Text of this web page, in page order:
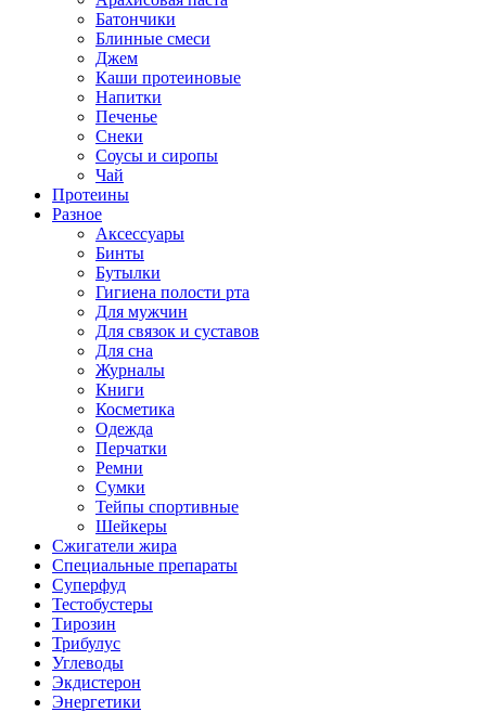
Батончики
Блинные смеси
Джем
Каши протеиновые
Напитки
Печенье
Снеки
Соусы и сиропы
Чай
Протеины
Разное
Аксессуары
Бинты
Бутылки
Гигиена полости рта
Для мужчин
Для связок и суставов
Для сна
Журналы
Книги
Косметика
Одежда
Перчатки
Ремни
Сумки
Тейпы спортивные
Шейкеры
Сжигатели жира
Специальные препараты
Суперфуд
Тестобустеры
Тирозин
Трибулус
Углеводы
Экдистерон
Энергетики